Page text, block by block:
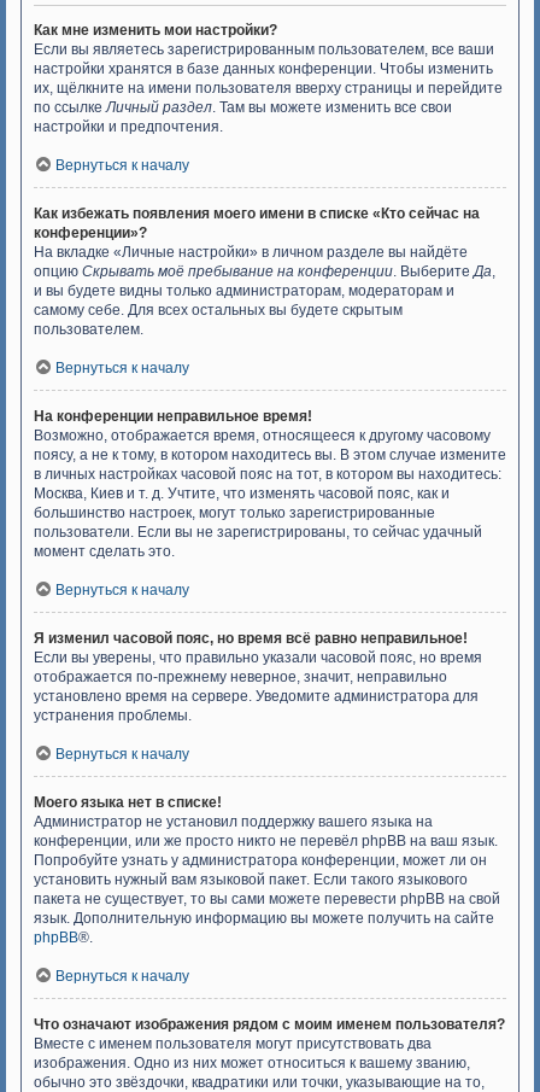
Как мне изменить мои настройки?
Если вы являетесь зарегистрированным пользователем, все ваши
настройки хранятся в базе данных конференции. Чтобы изменить
их, щёлкните на имени пользователя вверху страницы и перейдите
по ссылкеЛичный раздел. Там вы можете изменить все свои
настройки и предпочтения.
Вернуться к началу
Как избежать появления моего имени в списке «Кто сейчас на
конференции»?
На вкладке «Личные настройки» в личном разделе вы найдёте
опцию Скрывать моё пребывание на конференции. ВыберитеДа,
и вы будете видны только администраторам, модераторам и
самому себе. Для всех остальных вы будете скрытым
пользователем.
Вернуться к началу
На конференции неправильное время!
Возможно, отображается время, относящееся к другому часовому
поясу, а не к тому, в котором находитесь вы. В этом случае измените
в личных настройках часовой пояс на тот, в котором вы находитесь:
Москва, Киев и т. д. Учтите, что изменять часовой пояс, как и
большинство настроек, могут только зарегистрированные
пользователи. Если вы не зарегистрированы, то сейчас удачный
момент сделать это.
Вернуться к началу
Я изменил часовой пояс, но время всё равно неправильное!
Если вы уверены, что правильно указали часовой пояс, но время
отображается по-прежнему неверное, значит, неправильно
установлено время на сервере. Уведомите администратора для
устранения проблемы.
Вернуться к началу
Моего языка нет в списке!
Администратор не установил поддержку вашего языка на
конференции, или же просто никто не перевёл phpBB на ваш язык.
Попробуйте узнать у администратора конференции, может ли он
установить нужный вам языковой пакет. Если такого языкового
пакета не существует, то вы сами можете перевести phpBB на свой
язык. Дополнительную информацию вы можете получить на сайте
phpBB®.
Вернуться к началу
Что означают изображения рядом с моим именем пользователя?
Вместе с именем пользователя могут присутствовать два
изображения. Одно из них может относиться к вашему званию,
обычно это звёздочки, квадратики или точки, указывающие на то,